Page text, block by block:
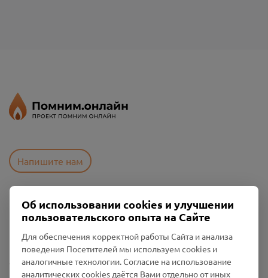
Напишите нам
Пользовательское соглашение
Политика конфиденциальности
Промо-материалы
Настройки cookies
Об использовании cookies и улучшении
пользовательского опыта на Сайте
Для обеспечения корректной работы Сайта и анализа
поведения Посетителей мы используем cookies и
аналогичные технологии. Согласие на использование
аналитических cookies даётся Вами отдельно от иных